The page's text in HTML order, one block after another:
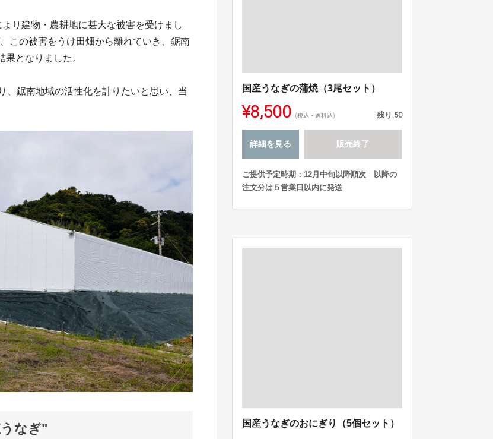
り建物・農耕地に甚大な被害を受けまし
この被害をうけ田畑から離れていき、鋸南
果となりました。
、鋸南地域の活性化を計りたいと思い、当
なぎ"
国産うなぎの蒲焼（3尾セット）
¥8,500 (税込・送料込) 残り 50
詳細を見る 販売終了
ご提供予定時期：12月中旬以降順次 以降の
注文分は５営業日以内に発送
国産うなぎのおにぎり（5個セット）